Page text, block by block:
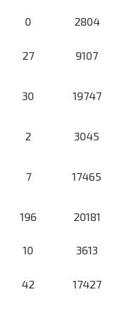
0 2804
27 9107
30 19747
2 3045
7 17465
196 20181
10 3613
42 17427